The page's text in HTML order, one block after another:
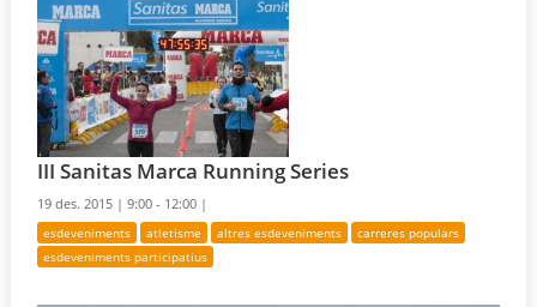
III Sanitas Marca Running Series
19 des. 2015 |9:00 - 12:00 |
esdeveniments atletisme altres esdeveniments
carreres populars
esdeveniments participatius